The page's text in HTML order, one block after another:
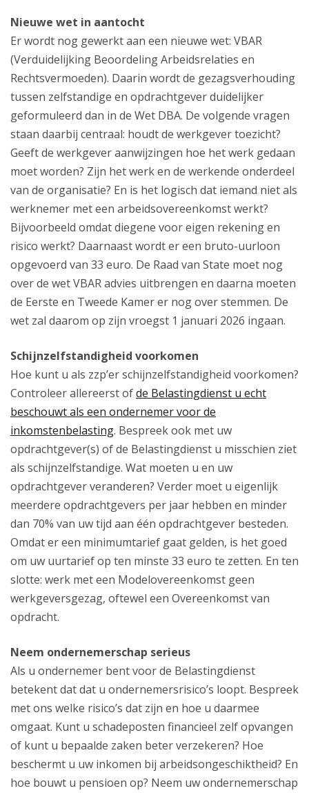
Nieuwe wet in aantocht
Er wordt nog gewerkt aan een nieuwe wet: VBAR
(Verduidelijking Beoordeling Arbeidsrelaties en
Rechtsvermoeden). Daarin wordt de gezagsverhouding
tussen zelfstandige en opdrachtgever duidelijker
geformuleerd dan in de Wet DBA. De volgende vragen
staan daarbij centraal: houdt de werkgever toezicht?
Geeft de werkgever aanwijzingen hoe het werk gedaan
moet worden? Zijn het werk en de werkende onderdeel
van de organisatie? En is het logisch dat iemand niet als
werknemer met een arbeidsovereenkomst werkt?
Bijvoorbeeld omdat diegene voor eigen rekening en
risico werkt? Daarnaast wordt er een bruto-uurloon
opgevoerd van 33 euro. De Raad van State moet nog
over de wet VBAR advies uitbrengen en daarna moeten
de Eerste en Tweede Kamer er nog over stemmen. De
wet zal daarom op zijn vroegst 1 januari 2026 ingaan.
Schijnzelfstandigheid voorkomen
Hoe kunt u als zzp’er schijnzelfstandigheid voorkomen?
Controleer allereerst ofde Belastingdienst u echt
beschouwt als een ondernemer voor de
inkomstenbelasting. Bespreek ook met uw
opdrachtgever(s) of de Belastingdienst u misschien ziet
als schijnzelfstandige. Wat moeten u en uw
opdrachtgever veranderen? Verder moet u eigenlijk
meerdere opdrachtgevers per jaar hebben en minder
dan 70% van uw tijd aan één opdrachtgever besteden.
Omdat er een minimumtarief gaat gelden, is het goed
om uw uurtarief op ten minste 33 euro te zetten. En ten
slotte: werk met een Modelovereenkomst geen
werkgeversgezag, oftewel een Overeenkomst van
opdracht.
Neem ondernemerschap serieus
Als u ondernemer bent voor de Belastingdienst
betekent dat dat u ondernemersrisico’s loopt. Bespreek
met ons welke risico’s dat zijn en hoe u daarmee
omgaat. Kunt u schadeposten financieel zelf opvangen
of kunt u bepaalde zaken beter verzekeren? Hoe
beschermt u uw inkomen bij arbeidsongeschiktheid? En
hoe bouwt u pensioen op? Neem uw ondernemerschap